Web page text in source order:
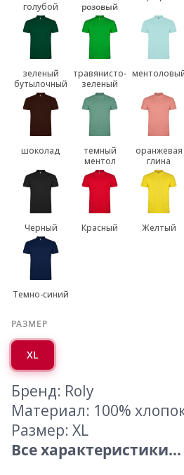
голубой
розовый
зеленый
бутылочный
травянисто-
зеленый
шоколад
темный
ментол
оранжевая
глина
Черный Красный Желтый
Темно-синий
РАЗМЕР
XL
Бренд: Roly
Материал: 100%
Размер: XL
Все характеристики...